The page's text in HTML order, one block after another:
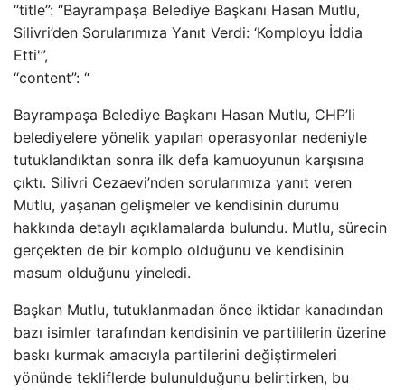
“title”: “Bayrampaşa Belediye Başkanı Hasan Mutlu,
Silivri’den Sorularımıza Yanıt Verdi: ‘Komployu İddia
Etti'”,
“content”: “
Bayrampaşa Belediye Başkanı Hasan Mutlu, CHP’li
belediyelere yönelik yapılan operasyonlar nedeniyle
tutuklandıktan sonra ilk defa kamuoyunun karşısına
çıktı. Silivri Cezaevi’nden sorularımıza yanıt veren
Mutlu, yaşanan gelişmeler ve kendisinin durumu
hakkında detaylı açıklamalarda bulundu. Mutlu, sürecin
gerçekten de bir komplo olduğunu ve kendisinin
masum olduğunu yineledi.
Başkan Mutlu, tutuklanmadan önce iktidar kanadından
bazı isimler tarafından kendisinin ve partililerin üzerine
baskı kurmak amacıyla partilerini değiştirmeleri
yönünde tekliflerde bulunulduğunu belirtirken, bu